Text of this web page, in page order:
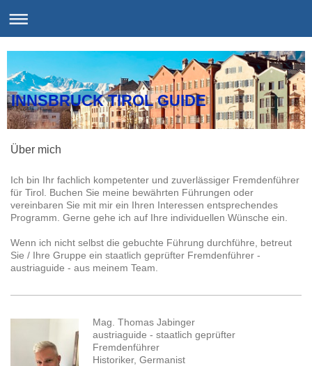
INNSBRUCK TIROL GUIDE
Über mich
Ich bin Ihr fachlich kompetenter und zuverlässiger Fremdenführer
für Tirol. Buchen Sie meine bewährten Führungen oder
vereinbaren Sie mit mir ein Ihren Interessen entsprechendes
Programm. Gerne gehe ich auf Ihre individuellen Wünsche ein.
Wenn ich nicht selbst die gebuchte Führung durchführe, betreut
Sie / Ihre Gruppe ein staatlich geprüfter Fremdenführer -
austriaguide - aus meinem Team.
Mag. Thomas Jabinger
austriaguide - staatlich geprüfter
Fremdenführer
Historiker, Germanist